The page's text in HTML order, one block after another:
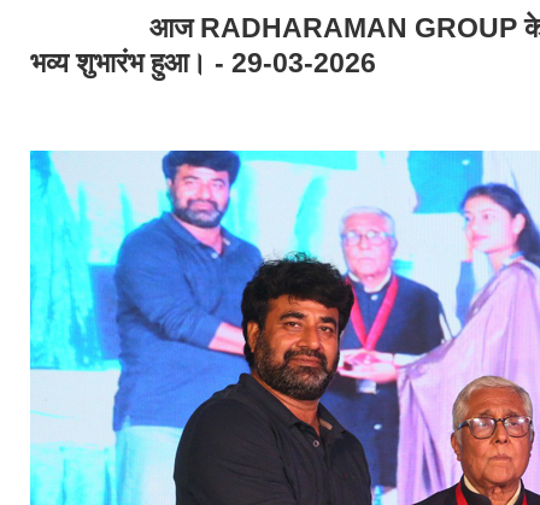
आज RADHARAMAN GROUP के
भव्य शुभारंभ हुआ। - 29-03-2026